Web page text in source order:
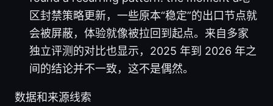
区封禁策略更新，一些原本“稳定”的出口节点就
会被屏蔽，体验就像被拉回到起点。来自多家
独立评测的对比也显示，2025 年到 2026 年之
间的结论并不一致，这不是偶然。
数据和来源线索